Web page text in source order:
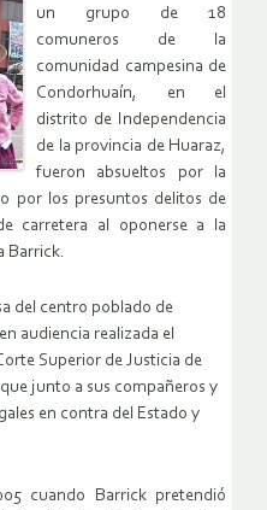
un grupo de 18
comuneros de la
comunidad campesina de
Condorhuaín, en el
distrito de Independencia
de la provincia de Huaraz,
fueron absueltos por la
por los presuntos delitos de
carretera al oponerse a la
Barrick.
del centro poblado de
audiencia realizada el
Superior de Justicia de
junto a sus compañeros y
en contra del Estado y
cuando Barrick pretendió